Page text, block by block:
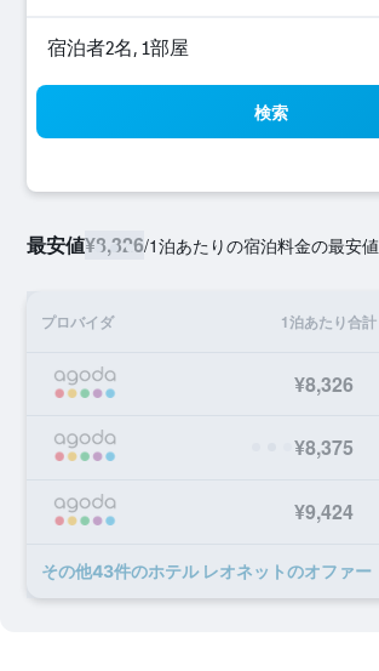
宿泊者2名, 1​部屋
検索
最安値¥8,326/1泊あたりの宿泊料金の最安値
プロバイダ 1泊あたり合計
¥8,326
¥8,375
¥9,424
​その他43​件のホテル レオネットのオファー